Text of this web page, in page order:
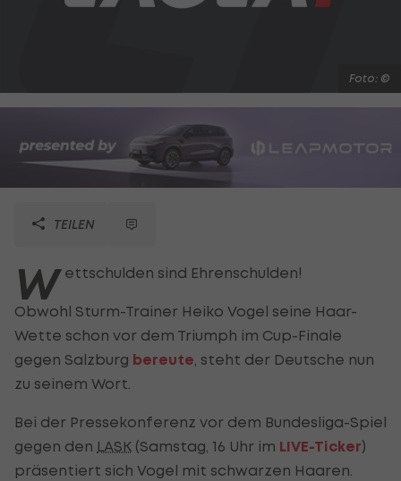
Foto: ©
TEILEN
W ettschulden sind Ehrenschulden!
Obwohl Sturm-Trainer Heiko Vogel seine Haar-
Wette schon vor dem Triumph im Cup-Finale
gegen Salzburg bereute, steht der Deutsche nun
zu seinem Wort.
Bei der Pressekonferenz vor dem Bundesliga-Spiel
gegen den LASK (Samstag, 16 Uhr im LIVE-Ticker)
präsentiert sich Vogel mit schwarzen Haaren.